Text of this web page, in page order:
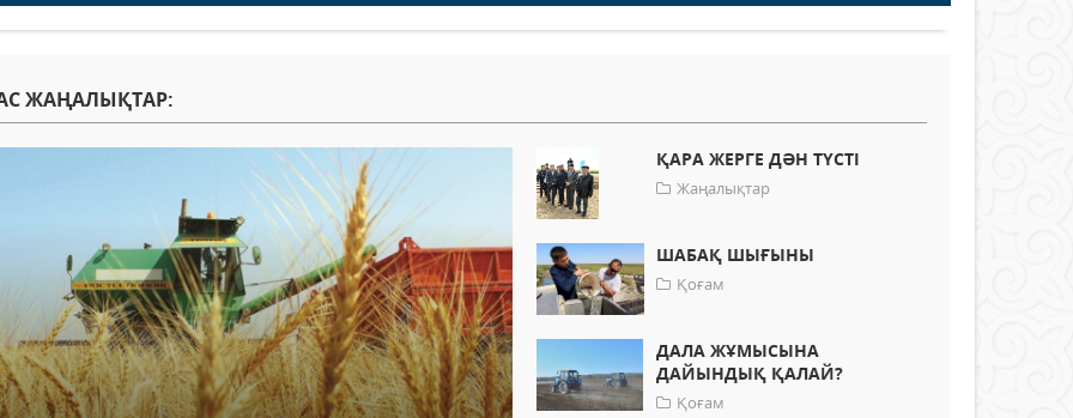
ЖАҢАЛЫҚТАР:
ҚАРА ЖЕРГЕ ДӘН ТҮСТІ
Жаңалықтар
ШАБАҚ ШЫҒЫНЫ
Қоғам
ДАЛА ЖҰМЫСЫНА
ДАЙЫНДЫҚ ҚАЛАЙ?
Қоғам